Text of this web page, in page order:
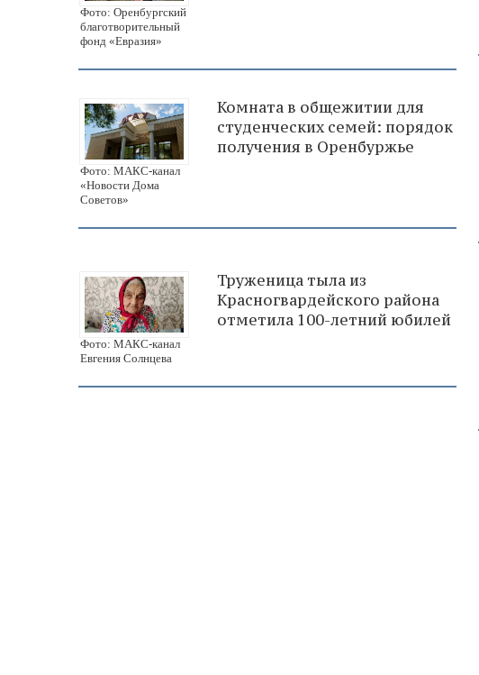
Фото: Оренбургский
благотворительный
фонд «Евразия»
Фото: МАКС-канал
«Новости Дома
Советов»
Комната в общежитии для
студенческих семей: порядок
получения в Оренбуржье
Фото: МАКС-канал
Евгения Солнцева
Труженица тыла из
Красногвардейского района
отметила 100-летний юбилей